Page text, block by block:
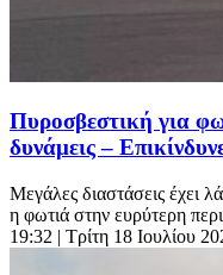
Πυροσβεστική για
δυνάμεις –
Μεγάλες διαστάσεις έχει
η φωτιά στην ευρύτερη
19:32 | Τρίτη 18 Ιουλίου